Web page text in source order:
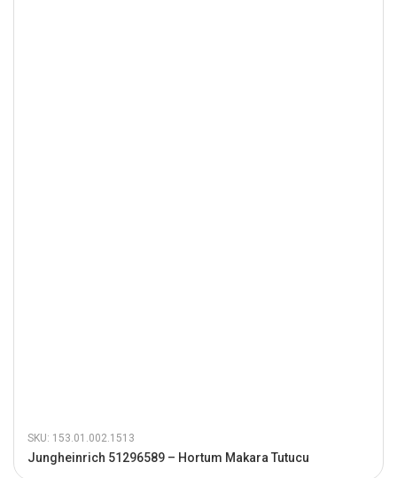
SKU: 153.01.002.1513
Jungheinrich 51296589 – Hortum Makara Tutucu